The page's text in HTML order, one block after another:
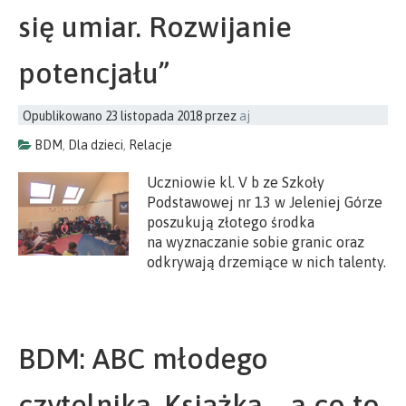
się umiar. Rozwijanie
potencjału”
Opublikowano 23 listopada 2018przez aj
BDM, Dla dzieci, Relacje
Uczniowie kl. V b ze Szkoły
Podstawowej nr 13 w Jeleniej Górze
poszukują złotego środka
na wyznaczanie sobie granic oraz
odkrywają drzemiące w nich talenty.
BDM: ABC młodego